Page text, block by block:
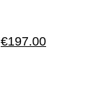
Ursprünglicher
Preis
€197.00Aktueller
Preis